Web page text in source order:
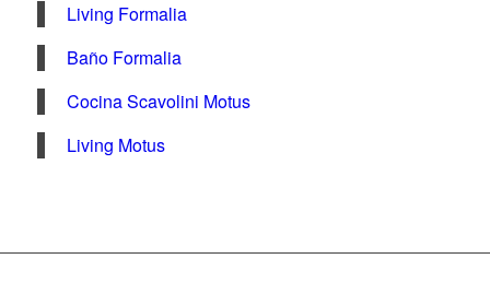
Living Formalia
Baño Formalia
Cocina Scavolini Motus
Living Motus